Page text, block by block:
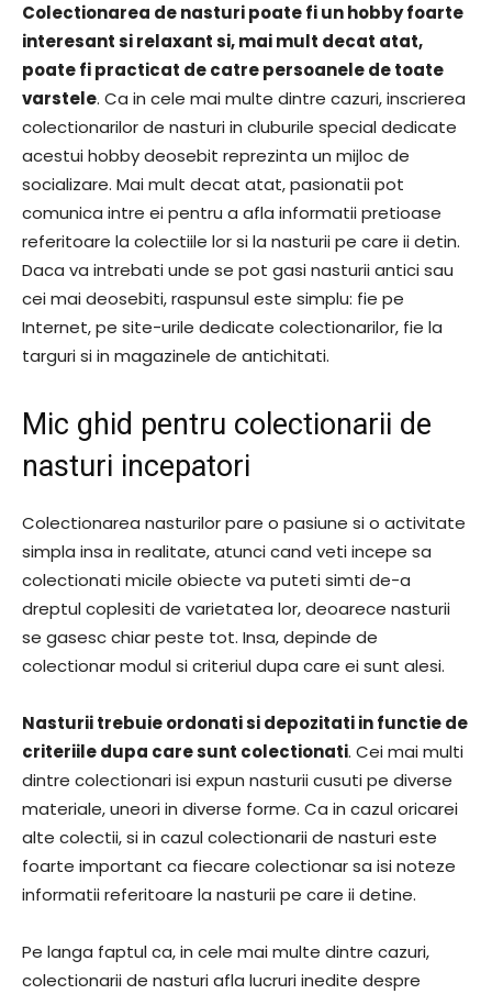
Colectionarea de nasturi poate fi un hobby foarte
interesant si relaxant si, mai mult decat atat,
poate fi practicat de catre persoanele de toate
varstele. Ca in cele mai multe dintre cazuri, inscrierea
colectionarilor de nasturi in cluburile special dedicate
acestui hobby deosebit reprezinta un mijloc de
socializare. Mai mult decat atat, pasionatii pot
comunica intre ei pentru a afla informatii pretioase
referitoare la colectiile lor si la nasturii pe care ii detin.
Daca va intrebati unde se pot gasi nasturii antici sau
cei mai deosebiti, raspunsul este simplu: fie pe
Internet, pe site-urile dedicate colectionarilor, fie la
targuri si in magazinele de antichitati.
Mic ghid pentru colectionarii de
nasturi incepatori
Colectionarea nasturilor pare o pasiune si o activitate
simpla insa in realitate, atunci cand veti incepe sa
colectionati micile obiecte va puteti simti de-a
dreptul coplesiti de varietatea lor, deoarece nasturii
se gasesc chiar peste tot. Insa, depinde de
colectionar modul si criteriul dupa care ei sunt alesi.
Nasturii trebuie ordonati si depozitati in functie de
criteriile dupa care sunt colectionati. Cei mai multi
dintre colectionari isi expun nasturii cusuti pe diverse
materiale, uneori in diverse forme. Ca in cazul oricarei
alte colectii, si in cazul colectionarii de nasturi este
foarte important ca fiecare colectionar sa isi noteze
informatii referitoare la nasturii pe care ii detine.
Pe langa faptul ca, in cele mai multe dintre cazuri,
colectionarii de nasturi afla lucruri inedite despre